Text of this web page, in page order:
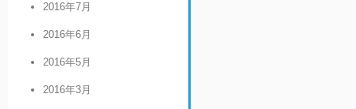
2016年7月
2016年6月
2016年5月
2016年3月